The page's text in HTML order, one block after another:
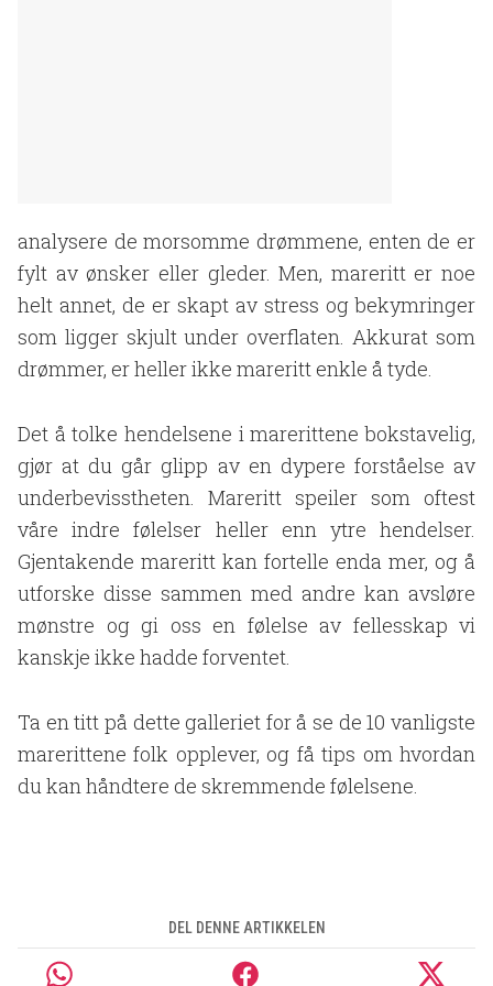
analysere de morsomme drømmene, enten de er
fylt av ønsker eller gleder. Men, mareritt er noe
helt annet, de er skapt av stress og bekymringer
som ligger skjult under overflaten. Akkurat som
drømmer, er heller ikke mareritt enkle å tyde.
Det å tolke hendelsene i marerittene bokstavelig,
gjør at du går glipp av en dypere forståelse av
underbevisstheten. Mareritt speiler som oftest
våre indre følelser heller enn ytre hendelser.
Gjentakende mareritt kan fortelle enda mer, og å
utforske disse sammen med andre kan avsløre
mønstre og gi oss en følelse av fellesskap vi
kanskje ikke hadde forventet.
Ta en titt på dette galleriet for å se de 10 vanligste
marerittene folk opplever, og få tips om hvordan
du kan håndtere de skremmende følelsene.
DEL DENNE ARTIKKELEN